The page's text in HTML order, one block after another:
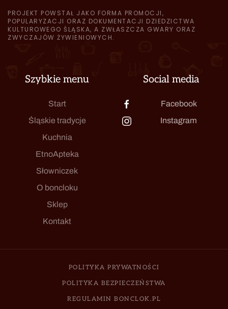
PROJEKT POWSTAŁ JAKO FORMA PROMOCJI,
POPULARYZACJI ORAZ DOKUMENTACJI DZIEDZICTWA
KULTUROWEGO ŚLĄSKA, A ZWŁASZCZA GWARY ORAZ
ZWYCZAJÓW ŻYWIENIOWYCH.
Szybkie menu
Start
Śląskie tradycje
Kuchnia
EtnoApteka
Słowniczek
O boncloku
Sklep
Kontakt
Social media
Facebook
Instagram
POLITYKA PRYWATNOŚCI
POLITYKA BEZPIECZEŃSTWA
REGULAMIN BONCLOK.PL